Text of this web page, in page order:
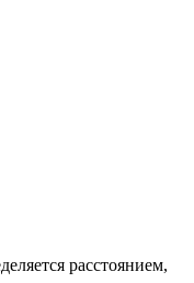
расстоянием,